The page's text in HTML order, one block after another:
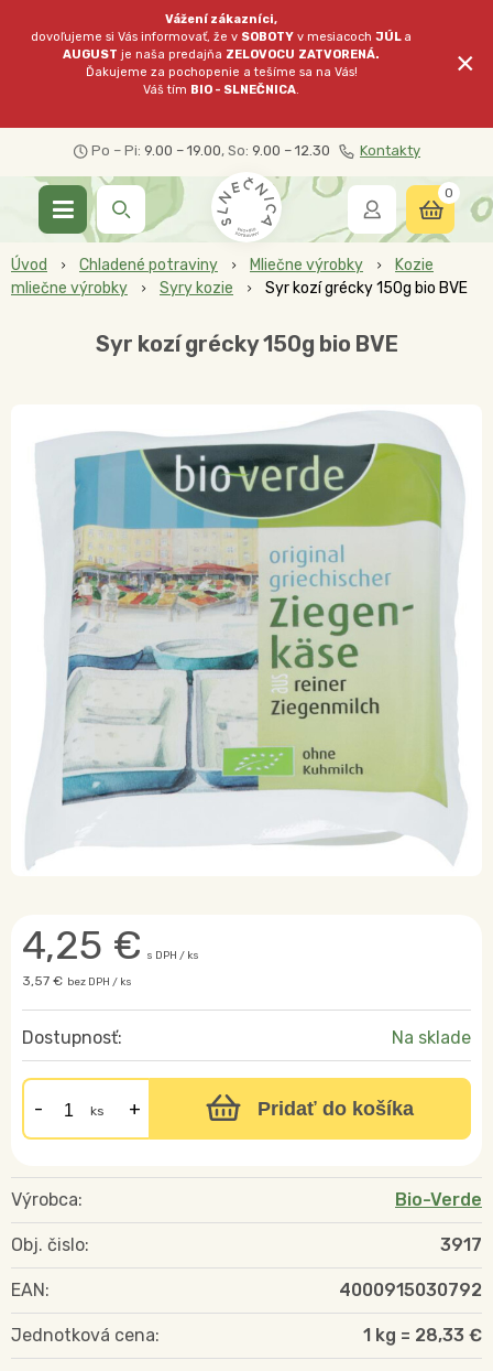
Vážení zákazníci,
dovoľujeme si Vás informovať, že v SOBOTY v mesiacochJÚL a
AUGUST je naša predajňa ZELOVOCU ZATVORENÁ.
Ďakujeme za pochopenie a tešíme sa na Vás!
Váš tím BIO - SLNEČNICA.
×
Po – Pi: 9.00 – 19.00, So: 9.00 – 12.30 Kontakty
0
Úvod Chladené potraviny Mliečne výrobky
Kozie
mliečne výrobky
Syry kozie Syr kozí grécky 150g bio BVE
Syr kozí grécky 150g bio BVE
4,25 € s DPH / ks
3,57 € bez DPH / ks
Dostupnosť: Na sklade
ks Pridať do košíka
Výrobca: Bio-Verde
Obj. čislo: 3917
EAN: 4000915030792
Jednotková cena: 1 kg = 28,33 €